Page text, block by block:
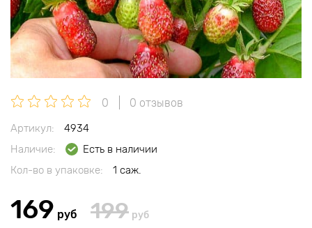
0 0 отзывов
Артикул:
4934
Наличие:
Есть в наличии
Кол-во в упаковке:
1 саж.
169 руб 199 руб